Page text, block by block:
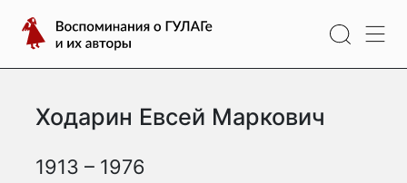
содержимому
Воспоминания
о
ГУЛАГе
ихХодарин Евсей Маркович
1913 – 1976